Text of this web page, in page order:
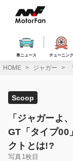
ス
車ニュース チューニン
HOME ジャガー
Scoop
「ジャガーよ
GT「タイプ00
クトとは!?
写真1枚目